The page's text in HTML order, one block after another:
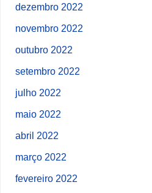
dezembro 2022
novembro 2022
outubro 2022
setembro 2022
julho 2022
maio 2022
abril 2022
março 2022
fevereiro 2022